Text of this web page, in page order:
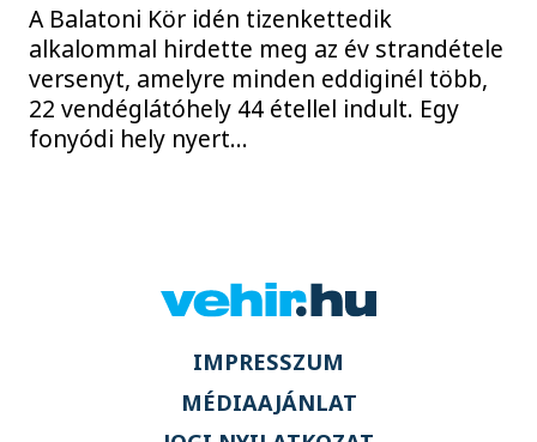
A Balatoni Kör idén tizenkettedik
alkalommal hirdette meg az év strandétele
versenyt, amelyre minden eddiginél több,
22 vendéglátóhely 44 étellel indult. Egy
fonyódi hely nyert...
IMPRESSZUM
MÉDIAAJÁNLAT